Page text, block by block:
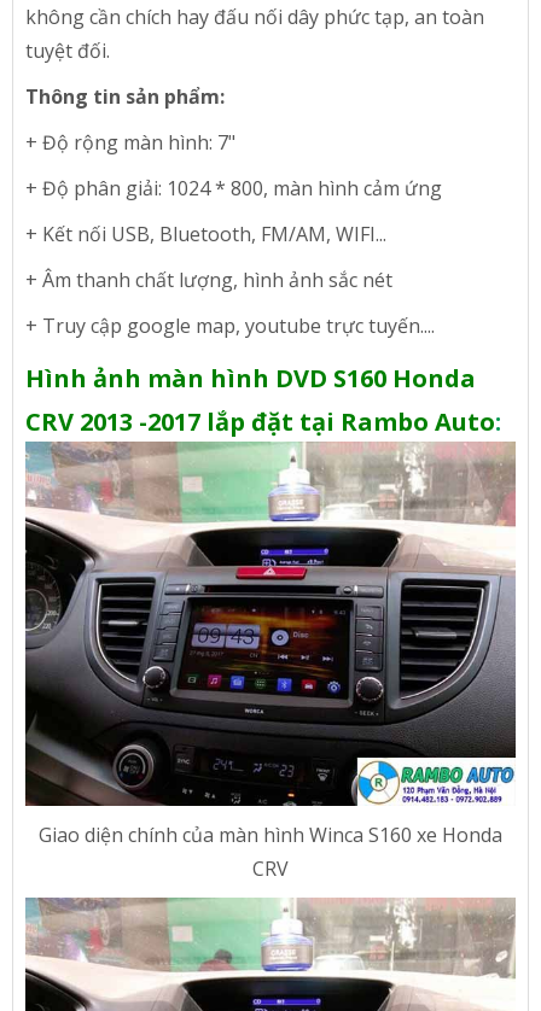
không cần chích hay đấu nối dây phức tạp, an toàn
tuyệt đối.
Thông tin sản phẩm:
+ Độ rộng màn hình: 7"
+ Độ phân giải: 1024 * 800, màn hình cảm ứng
+ Kết nối USB, Bluetooth, FM/AM, WIFI...
+ Âm thanh chất lượng, hình ảnh sắc nét
+ Truy cập google map, youtube trực tuyến....
Hình ảnh màn hình DVD S160 Honda
CRV 2013 -2017 lắp đặt tại Rambo Auto:
Giao diện chính của màn hình Winca S160 xe Honda
CRV